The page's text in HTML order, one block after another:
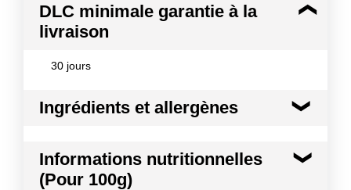
DLC minimale garantie à la
livraison
30 jours
Ingrédients et allergènes
100% Semoule de blé dur de qualité supérieure
Allergènes :
Informations nutritionnelles
(Pour 100g)